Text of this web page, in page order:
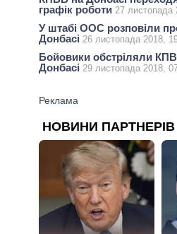
графік роботи 27 листопада
У штабі ООС розповіли
Донбасі 26 листопада 2018,
Бойовики обстріляли
Донбасі 29 листопада 2018,